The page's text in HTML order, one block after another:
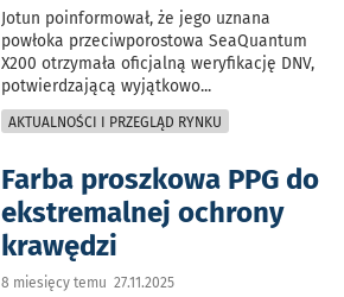
Jotun poinformował, że jego uznana
powłoka przeciwporostowa SeaQuantum
X200 otrzymała oficjalną weryfikację DNV,
potwierdzającą wyjątkowo...
AKTUALNOŚCI I PRZEGLĄD RYNKU
Farba proszkowa PPG do
ekstremalnej ochrony
krawędzi
8 miesięcy temu 27.11.2025